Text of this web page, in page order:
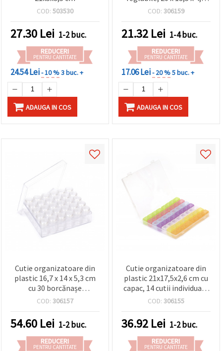
Аcceptati
toate!
Setări
COD: 503530
27.30 Lei 1-2 buc.
REDUCERI
PENTRU CANTITATE
24.54 Lei- 10 %3 buc. +
ADAUGA IN COS
cm, până la 8
COD: 306159
21.32 Lei 1-4 buc.
REDUCERI
PENTRU CANTITATE
17.06 Lei- 20 %5 buc. +
ADAUGA IN COS
Cutie organizatoare din
plastic 16,7 x 14 x 5,3 cm
cu 30 borcănașe
individuale 4,8 x 2,6 cm
accesorii hobby DIY
COD: 306157
54.60 Lei 1-2 buc.
REDUCERI
PENTRU CANTITATE
Cutie organizatoare din
plastic 21x17,5x2,6 cm cu
capac, 14 cutii individuale
10x2,1x2,3 cm, fiecare cu 4
COD: 306155
36.92 Lei 1-2 buc.
REDUCERI
PENTRU CANTITATE